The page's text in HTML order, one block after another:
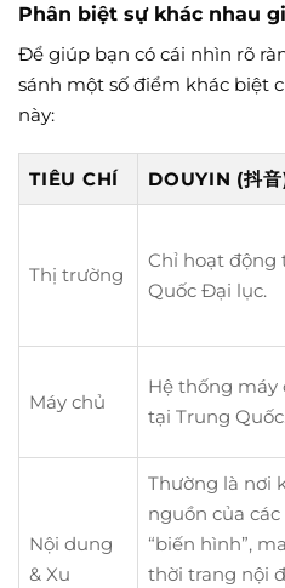
Phân biệt sự khác nhau
Để giúp bạn có cái nhìn rõ
sánh một số điểm khác biệt
này:
TIÊU CHÍ DOUYIN (抖
Thị trường
Chỉ hoạt động
Quốc Đại lục.
Máy chủ
Hệ thống máy
tại Trung
Nội dung
& Xu
Thường là nơi
nguồn của
“biến hình”,
thời trang nội